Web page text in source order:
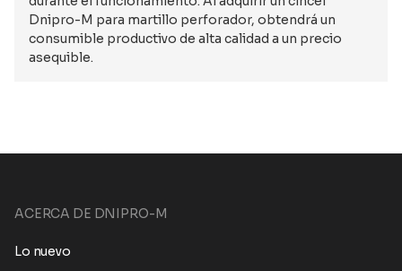
Dnipro-M para martillo perforador, obtendrá un
consumible productivo de alta calidad a un precio
asequible.
ACERCA DE DNIPRO-M
Lo nuevo